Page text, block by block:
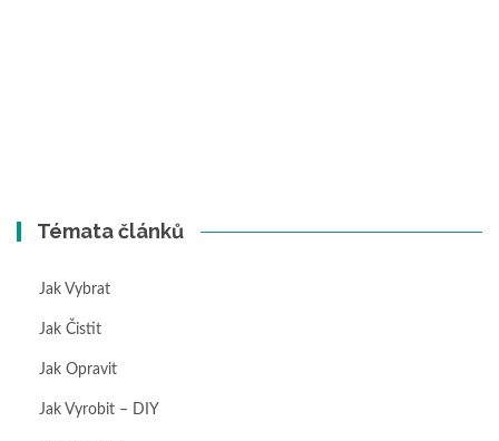
Témata článků
Jak Vybrat
Jak Čistit
Jak Opravit
Jak Vyrobit – DIY